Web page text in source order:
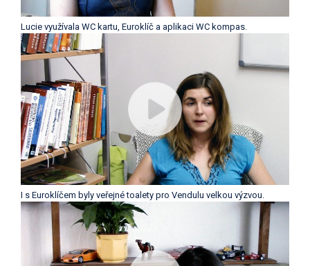
Lucie využívala WC kartu, Euroklíč a aplikaci WC kompas.
I s Euroklíčem byly veřejné toalety pro Vendulu velkou výzvou.